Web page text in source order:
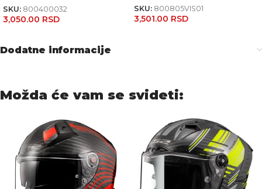
SKU: 800400032
3,050.00 RSD
SKU: 800805VIS01
3,501.00 RSD
Dodatne informacije
Možda će vam se svideti: